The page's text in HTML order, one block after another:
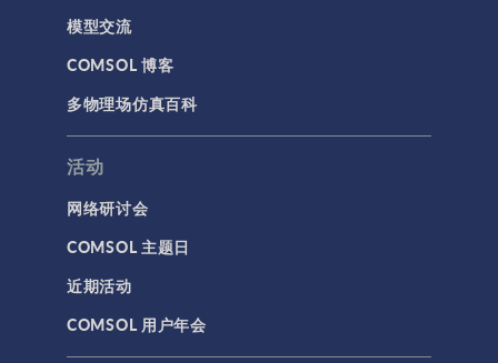
模型交流
COMSOL 博客
多物理场仿真百科
活动
网络研讨会
COMSOL 主题日
近期活动
COMSOL 用户年会